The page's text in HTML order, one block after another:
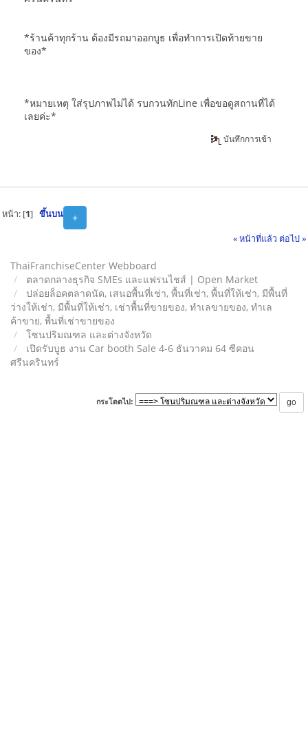
*ร้านค้าทุกร้าน ต้องมีรถมาออกบูธ เพื่อทำการเปิดท้ายขาย
ของ*
*หมายเหตุ ใส่รุปภาพไม่ได้ รบกวนทักLine เพื่อขอดูสถานที่ได้
เลยค่ะ*
บันทึกการเข้า
+
หน้า: [1] ขึ้นบน
« หน้าที่แล้ว ต่อไป »
ThaiFranchiseCenter Webboard
ตลาดกลางธุรกิจ SMEs และแฟรนไชส์ | Open Market
ปล่อยล็อคตลาดนัด, เสนอพื้นที่เช่า, พื้นที่เช่า, พื้นที่ให้เช่า, มีพื้นที่
ว่างให้เช่า, มีพื้นที่ให้เช่า, เช่าพื้นที่ขายของ, ทําเลขายของ, ทำเล
ค้าขาย, พื้นที่เช่าขายของ
โซนปริมณฑล และต่างจังหวัด
เปิดรับบูธ งาน Car booth Sale 4-6 ธันวาคม 64 ซีคอน
ศรีนครินทร์
กระโดดไป: